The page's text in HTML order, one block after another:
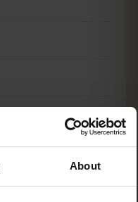
About